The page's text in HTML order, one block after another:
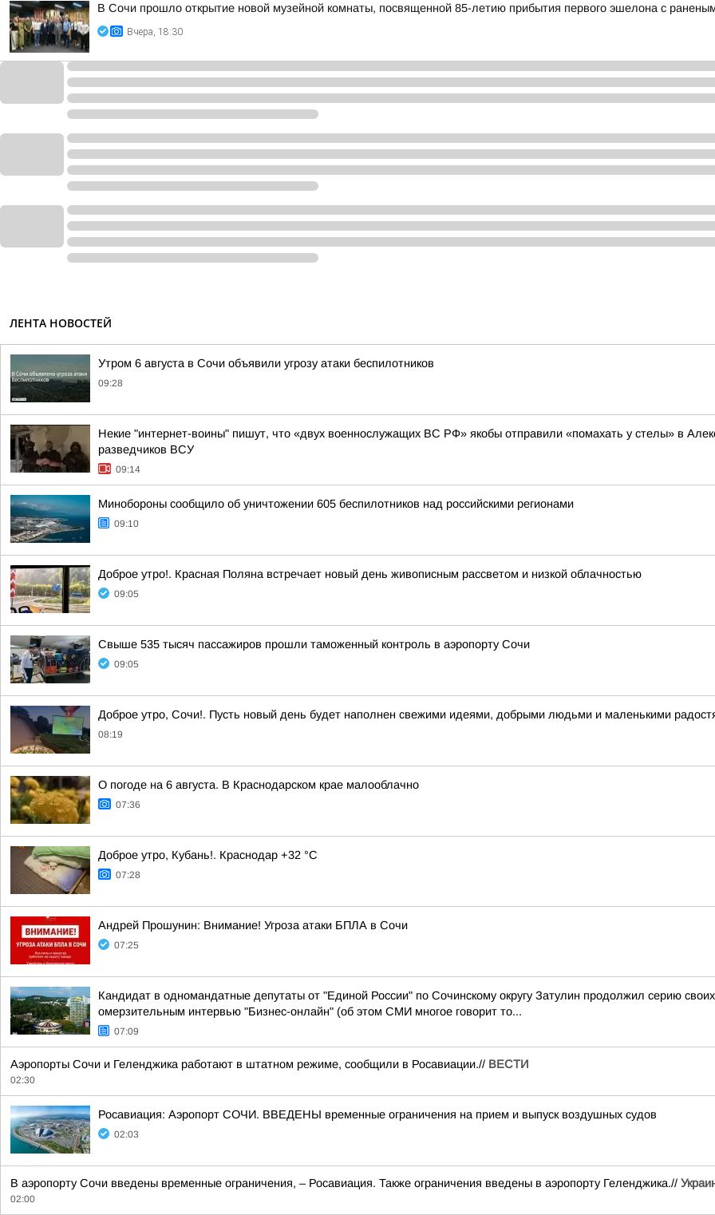
В Сочи прошло открытие новой музейной комнаты, посвященной 85-летию прибытия первого эшелона с
Вчера, 18:30
ЛЕНТА НОВОСТЕЙ
Утром 6 августа в Сочи объявили угрозу атаки беспилотников
09:28
Некие "интернет-воины" пишут, что «двух военнослужащих ВС РФ» якобы отправили «помахать у стелы» в
разведчиков ВСУ
09:14
Минобороны сообщило об уничтожении 605 беспилотников над российскими регионами
09:10
Доброе утро!. Красная Поляна встречает новый день живописным рассветом и низкой облачностью
09:05
Свыше 535 тысяч пассажиров прошли таможенный контроль в аэропорту Сочи
09:05
Доброе утро, Сочи!. Пусть новый день будет наполнен свежими идеями, добрыми людьми и маленькими
08:19
О погоде на 6 августа. В Краснодарском крае малооблачно
07:36
Доброе утро, Кубань!. Краснодар +32 °С
07:28
Андрей Прошунин: Внимание! Угроза атаки БПЛА в Сочи
07:25
Кандидат в одномандатные депутаты от "Единой России" по Сочинскому округу Затулин продолжил серию
омерзительным интервью "Бизнес-онлайн" (об этом СМИ многое говорит то...
07:09
Аэропорты Сочи и Геленджика работают в штатном режиме, сообщили в Росавиации.// ВЕСТИ
02:30
Росавиация: Аэропорт СОЧИ. ВВЕДЕНЫ временные ограничения на прием и выпуск воздушных судов
02:03
В аэропорту Сочи введены временные ограничения, – Росавиация. Также ограничения введены в аэропорту Геленджика.//
02:00